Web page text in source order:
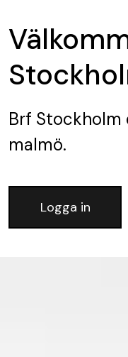
Brf Stockholm
malmö.
Logga in